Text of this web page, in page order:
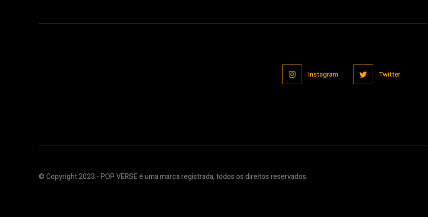
Instagram Twitter
© Copyright 2023 - POP VERSE é uma marca registrada, todos os direitos reservados.